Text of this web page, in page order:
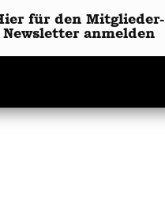
für den Mitglieder-
Newsletter anmelden